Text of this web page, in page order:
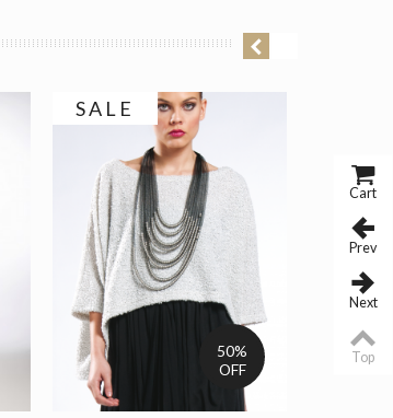
SALE
50%
OFF
Cart
Prev
Next
Top